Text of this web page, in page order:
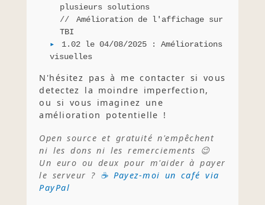
plusieurs solutions
Amélioration de l'affichage sur
TBI
1.02 le 04/08/2025 : Améliorations
visuelles
N'hésitez pas à me contacter si vous
detectez la moindre imperfection,
ou si vous imaginez une
amélioration potentielle !
Open source et gratuité n'empêchent
ni les dons ni les remerciements 😉
Un euro ou deux pour m'aider à payer
le serveur ? ☕ Payez-moi un café via
PayPal